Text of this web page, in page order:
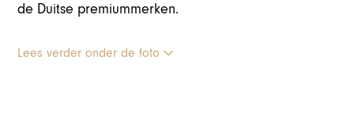
de Duitse premiummerken.
Lees verder onder de foto